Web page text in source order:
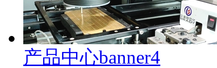
产品中心banner4